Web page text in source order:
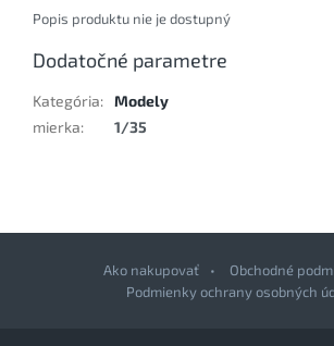
Popis produktu nie je dostupný
Dodatočné parametre
Kategória: Modely
mierka: 1/35
Ako nakupovať
Obchodné
Podmienky ochrany osobných